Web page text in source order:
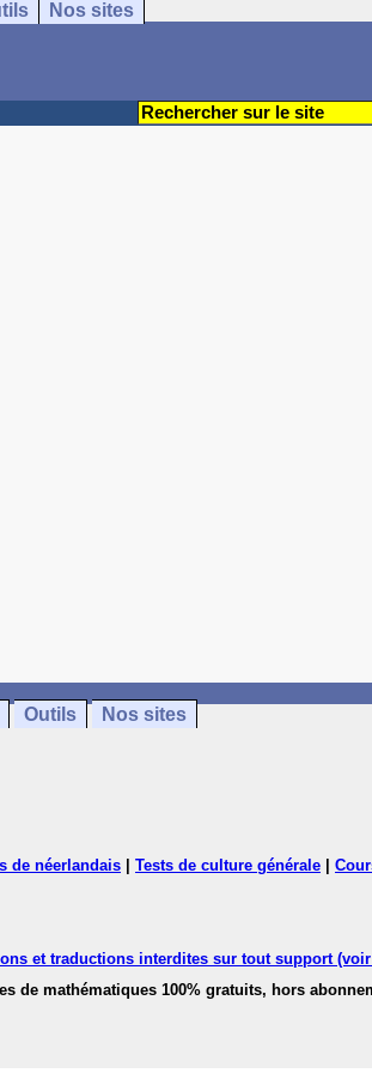
Nos sites
Outils Nos sites
de néerlandais Tests de culture générale
et traductions interdites sur tout support
de mathématiques 100% gratuits, hors